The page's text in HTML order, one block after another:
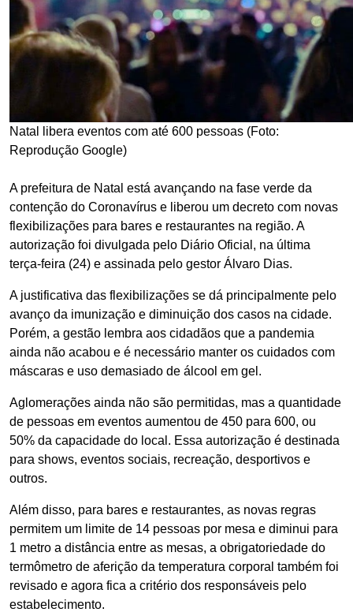
Natal libera eventos com até 600 pessoas (Foto:
Reprodução Google)
A prefeitura de Natal está avançando na fase verde da
contenção do Coronavírus e liberou um decreto com novas
flexibilizações para bares e restaurantes na região. A
autorização foi divulgada pelo Diário Oficial, na última
terça-feira (24) e assinada pelo gestor Álvaro Dias.
A justificativa das flexibilizações se dá principalmente pelo
avanço da imunização e diminuição dos casos na cidade.
Porém, a gestão lembra aos cidadãos que a pandemia
ainda não acabou e é necessário manter os cuidados com
máscaras e uso demasiado de álcool em gel.
Aglomerações ainda não são permitidas, mas a quantidade
de pessoas em eventos aumentou de 450 para 600, ou
50% da capacidade do local. Essa autorização é destinada
para shows, eventos sociais, recreação, desportivos e
outros.
Além disso, para bares e restaurantes, as novas regras
permitem um limite de 14 pessoas por mesa e diminui para
1 metro a distância entre as mesas, a obrigatoriedade do
termômetro de aferição da temperatura corporal também foi
revisado e agora fica a critério dos responsáveis pelo
estabelecimento.